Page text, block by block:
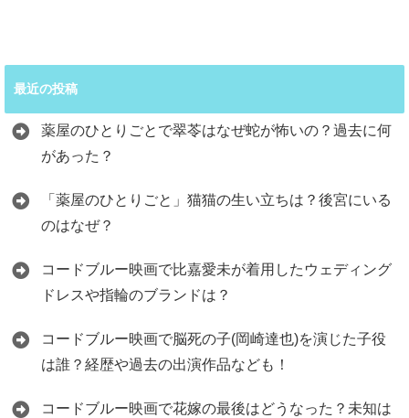
最近の投稿
薬屋のひとりごとで翠苓はなぜ蛇が怖いの？過去に何
があった？
「薬屋のひとりごと」猫猫の生い立ちは？後宮にいる
のはなぜ？
コードブルー映画で比嘉愛未が着用したウェディング
ドレスや指輪のブランドは？
コードブルー映画で脳死の子(岡崎達也)を演じた子役
は誰？経歴や過去の出演作品なども！
コードブルー映画で花嫁の最後はどうなった？未知は